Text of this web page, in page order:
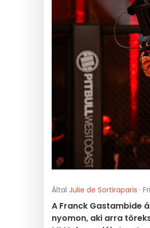
Által Julie de Sortiraparis ·
A Franck Gastambide
nyomon, aki arra